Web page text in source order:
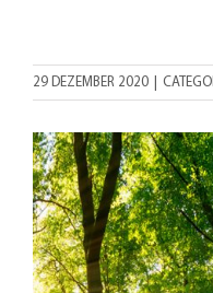
29 DEZEMBER 2020